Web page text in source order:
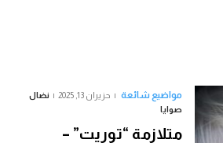
مواضيع شائعة حزيران 13, 2025
نضال
صوايا
متلازمة “توريت” –